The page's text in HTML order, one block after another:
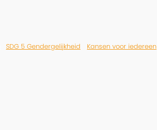
SDG 5 Gendergelijkheid Kansen voor iedereen